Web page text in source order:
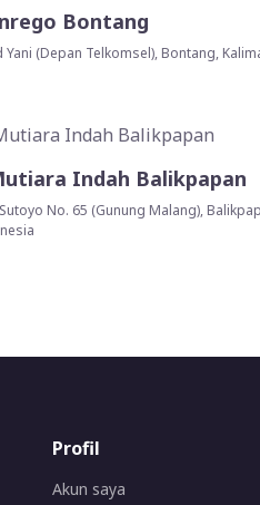
Bontang
Yani (Depan Telkomsel), Bontang,
Indah Balikpapan
No. 65 (Gunung Malang),
Profil
Akun saya